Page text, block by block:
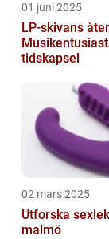
01 juni 2025
LP-skivans
tidskapsel
02 mars 2025
Utforska
malmö